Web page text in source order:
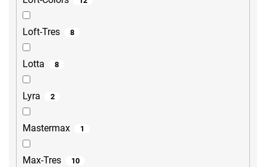
Loft-Tres 8
Lotta 8
Lyra 2
Mastermax 1
Max-Tres 10